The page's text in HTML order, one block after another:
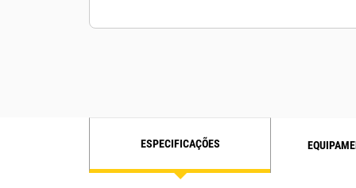
ESPECIFICAÇÕES